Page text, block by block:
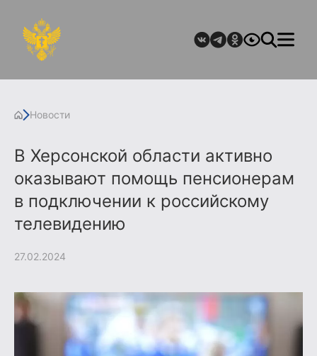
Новости
В Херсонской области активно
оказывают помощь пенсионерам
в подключении к российскому
телевидению
27.02.2024